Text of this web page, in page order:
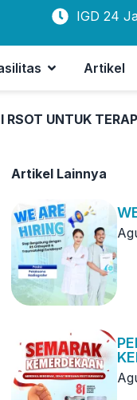
IGD 24
Artikel
UNTUK
Artikel Lainnya